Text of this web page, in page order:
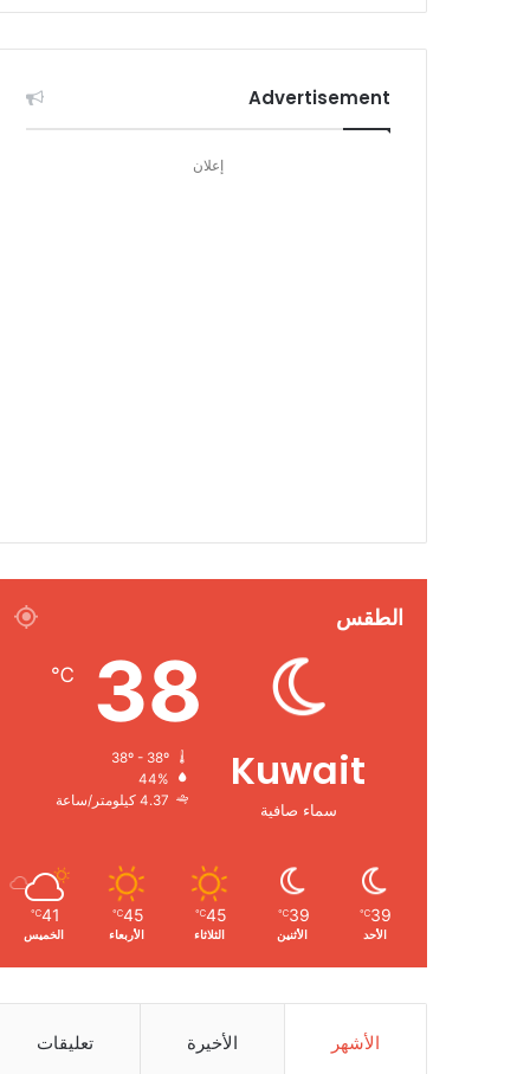
Advertisement
إعلان
الطقس
Kuwait
سماء صافية
38
℃
44%
4.37 كيلومتر/ساعة
39
℃
الأحد
39
℃
الأثنين
45
℃
الثلاثاء
45
℃
الأربعاء
41
℃
الخميس
الأشهر الأخيرة تعليقات